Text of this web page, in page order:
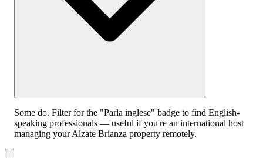
Some do. Filter for the "Parla inglese" badge to find English-
speaking professionals — useful if you're an international host
managing your Alzate Brianza property remotely.